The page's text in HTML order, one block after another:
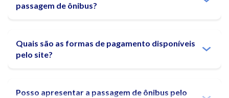
passagem de ônibus?
Quais são as formas de pagamento disponíveis
pelo site?
Posso apresentar a passagem de ônibus pelo